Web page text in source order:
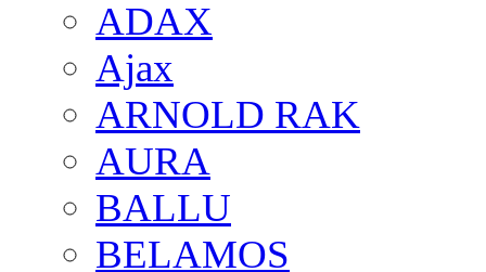
ADAX
Ajax
ARNOLD RAK
AURA
BALLU
BELAMOS